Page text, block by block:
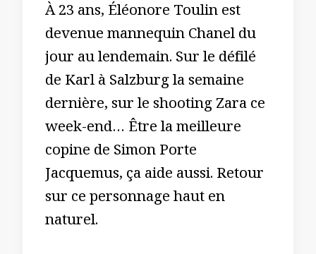
À 23 ans, Éléonore Toulin est
devenue mannequin Chanel du
jour au lendemain. Sur le défilé
de Karl à Salzburg la semaine
dernière, sur le shooting Zara ce
week-end… Être la meilleure
copine de Simon Porte
Jacquemus, ça aide aussi. Retour
sur ce personnage haut en
naturel.